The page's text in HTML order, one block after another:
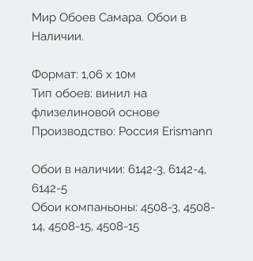
Мир Обоев Самара. Обои в
Наличии.
Формат: 1,06 х 10м
Тип обоев: винил на
флизелиновой основе
Производство: Россия Erismann
Обои в наличии: 6142-3, 6142-4,
6142-5
Обои компаньоны: 4508-3, 4508-
14, 4508-15, 4508-15